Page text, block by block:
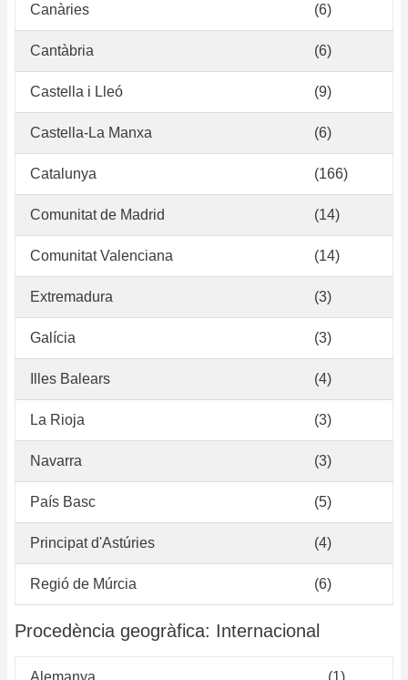
Canàries (6)
Cantàbria (6)
Castella i Lleó (9)
Castella-La Manxa (6)
Catalunya (166)
Comunitat de Madrid (14)
Comunitat Valenciana (14)
Extremadura (3)
Galícia (3)
Illes Balears (4)
La Rioja (3)
Navarra (3)
País Basc (5)
Principat d'Astúries (4)
Regió de Múrcia (6)
Procedència geogràfica: Internacional
Alemanya (1)